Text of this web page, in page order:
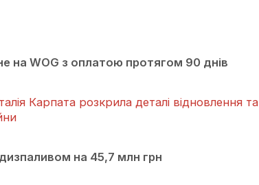
на WOG з оплатою протягом 90 днів
Карпата розкрила деталі відновлення та
на 45,7 млн грн